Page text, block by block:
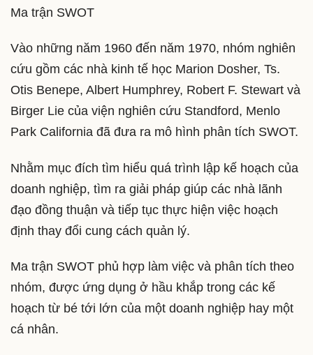
Ma trận SWOT
Vào những năm 1960 đến năm 1970, nhóm nghiên
cứu gồm các nhà kinh tế học Marion Dosher, Ts.
Otis Benepe, Albert Humphrey, Robert F. Stewart và
Birger Lie của viện nghiên cứu Standford, Menlo
Park California đã đưa ra mô hình phân tích SWOT.
Nhằm mục đích tìm hiểu quá trình lập kế hoạch của
doanh nghiệp, tìm ra giải pháp giúp các nhà lãnh
đạo đồng thuận và tiếp tục thực hiện việc hoạch
định thay đổi cung cách quản lý.
Ma trận SWOT phủ hợp làm việc và phân tích theo
nhóm, được ứng dụng ở hầu khắp trong các kế
hoạch từ bé tới lớn của một doanh nghiệp hay một
cá nhân.